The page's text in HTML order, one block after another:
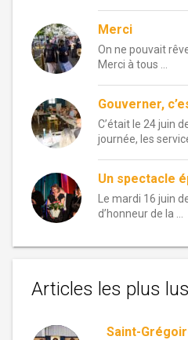
Merci
On ne pouvait
Merci à tous …
Gouverner,
C’était le 24 juin
journée, les
Un spectacle
Le mardi 16 juin
d’honneur de la …
Articles les plus lus
Saint-